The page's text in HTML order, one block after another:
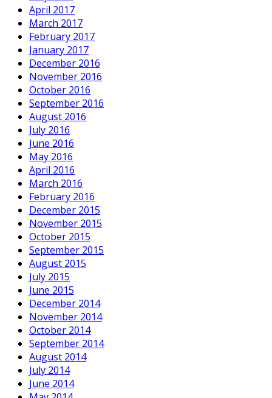
April 2017
March 2017
February 2017
January 2017
December 2016
November 2016
October 2016
September 2016
August 2016
July 2016
June 2016
May 2016
April 2016
March 2016
February 2016
December 2015
November 2015
October 2015
September 2015
August 2015
July 2015
June 2015
December 2014
November 2014
October 2014
September 2014
August 2014
July 2014
June 2014